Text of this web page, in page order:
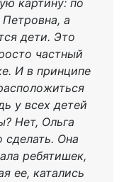
картину: по
а
дети. Это
частный
И в принципе
у всех детей
Нет, Ольга
сделать. Она
ребятишек,
ее, катались